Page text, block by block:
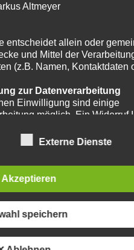
News von ThemeZee.
Altmeyer
entscheidet allein oder
und Mittel der
(z.B. Namen, Kontaktdaten
zur Datenverarbeitung
Einwilligung sind einige
möglich. Ein Widerruf
Mitteilung per E-Mail. Die
der zuständigen
im Falle eines
zu. Zuständige
datenschutzrechtlicher
Externe Dienste
speichern